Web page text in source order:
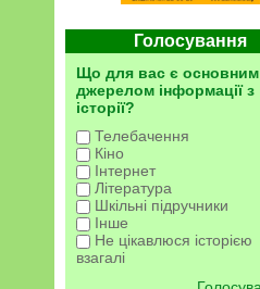
Голосування
Що для вас є основним
джерелом інформації з
історії?
Телебачення
Кіно
Інтернет
Література
Шкільні підручники
Інше
Не цікавлюся історією
взагалі